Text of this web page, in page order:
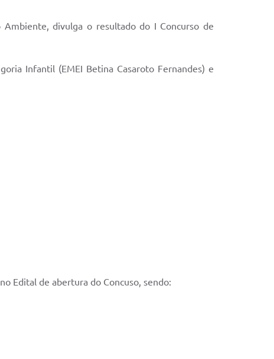
divulga o resultado do I Concurso de
Infantil (EMEI Betina Casaroto Fernandes) e
Edital de abertura do Concuso, sendo: